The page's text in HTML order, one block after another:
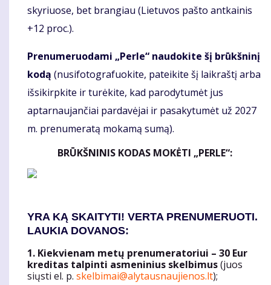
skyriuose, bet brangiau (Lietuvos pašto antkainis
+12 proc.).
Prenumeruodami „Perle“ naudokite šį brūkšninį
kodą (nusifotografuokite, pateikite šį laikraštį arba
išsikirpkite ir turėkite, kad parodytumėt jus
aptarnaujančiai pardavėjai ir pasakytumėt už 2027
m. prenumeratą mokamą sumą).
BRŪKŠNINIS KODAS MOKĖTI „PERLE“:
YRA KĄ SKAITYTI! VERTA PRENUMERUOTI.
LAUKIA DOVANOS:
1. Kiekvienam metų prenumeratoriui – 30 Eur
kreditas talpinti asmeninius skelbimus(juos
siųsti el. p. skelbimai@alytausnaujienos.lt);